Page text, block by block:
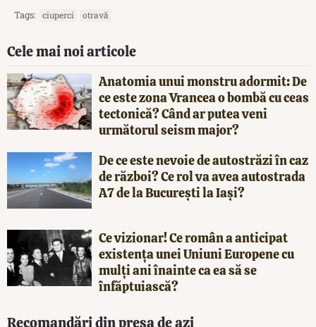
Tags: ciuperci otravă
Cele mai noi articole
Anatomia unui monstru adormit: De
ce este zona Vrancea o bombă cu ceas
tectonică? Când ar putea veni
următorul seism major?
De ce este nevoie de autostrăzi în caz
de război? Ce rol va avea autostrada
A7 de la București la Iași?
Ce vizionar! Ce român a anticipat
existența unei Uniuni Europene cu
mulți ani înainte ca ea să se
înfăptuiască?
Recomandări din presa de azi